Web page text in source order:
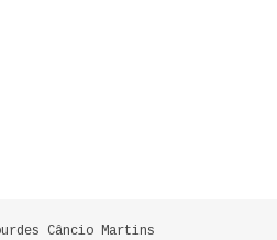
Câncio Martins